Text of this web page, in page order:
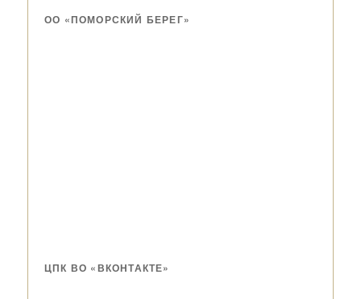
ОО «ПОМОРСКИЙ БЕРЕГ»
ЦПК ВО «ВКОНТАКТЕ»